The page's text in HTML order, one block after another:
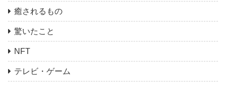
癒されるもの
驚いたこと
NFT
テレビ・ゲーム